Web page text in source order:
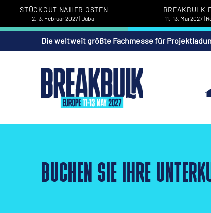
STÜCKGUT NAHER OSTEN
2.–3. Februar 2027 | Dubai
BREAKBULK
11.–13. Mai 2027 |
Die weltweit größte Fachmesse für
BUCHEN SIE IHRE